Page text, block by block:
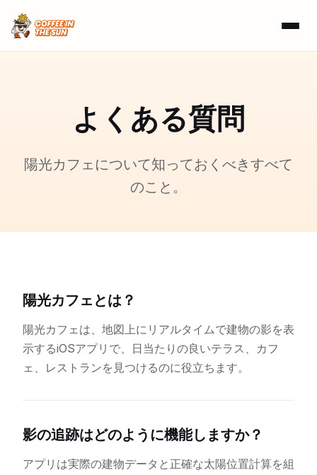
よくある質問
陽光カフェについて知っておくべきすべて
のこと。
陽光カフェとは？
陽光カフェは、地図上にリアルタイムで建物の影を表
示するiOSアプリで、日当たりの良いテラス、カフ
ェ、レストランを見つけるのに役立ちます。
影の追跡はどのように機能しますか？
アプリは実際の建物データと正確な太陽位置計算を組